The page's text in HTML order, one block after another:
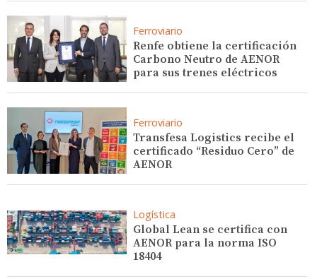
Ferroviario
Renfe obtiene la certificación
Carbono Neutro de AENOR
para sus trenes eléctricos
Ferroviario
Transfesa Logistics recibe el
certificado “Residuo Cero” de
AENOR
Logística
Global Lean se certifica con
AENOR para la norma ISO
18404